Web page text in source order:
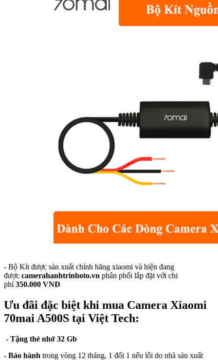
- Bộ Kít được sản xuất chính hãng xiaomi và hiện đang
được camerahanhtrinhoto.vn phân phối lắp đặt với chi
phí 350.000 VNĐ
Ưu đãi đặc biệt khi mua Camera Xiaomi
70mai A500S tại Việt Tech:
- Tặng thẻ nhớ 32 Gb
- Bảo hành trong vòng 12 tháng, 1 đổi 1 nếu lỗi do nhà sản xuất